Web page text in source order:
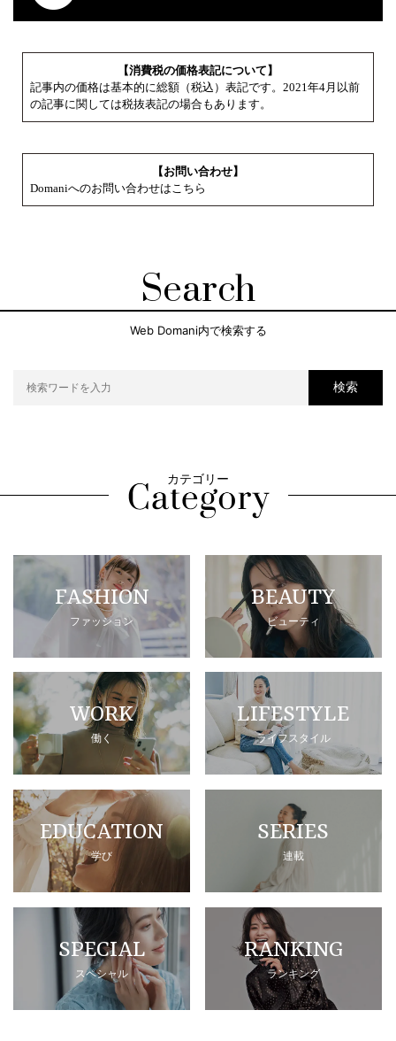
【消費税の価格表記について】
記事内の価格は基本的に総額（税込）表記です。2021年4月以前
の記事に関しては税抜表記の場合もあります。
【お問い合わせ】
Domaniへのお問い合わせはこちら
Search
Web Domani内で検索する
検索
カテゴリー
FASHION
ファッション
BEAUTY
ビューティ
WORK
働く
LIFESTYLE
ライフスタイル
EDUCATION
学び
SERIES
連載
SPECIAL
スペシャル
RANKING
ランキング